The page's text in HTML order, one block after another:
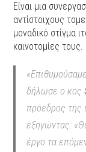
Είναι μια
αντίστοιχους
μοναδικό στίγμα
καινοτομίες τους.
δήλωσε ο κος
πρόεδρος της
εξηγώντας:
έργο τα